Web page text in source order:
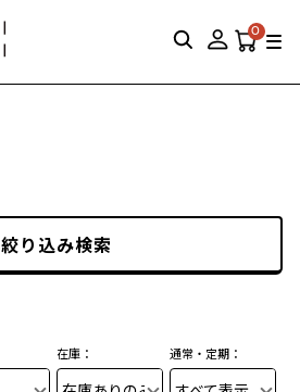
0
絞り込み検索
在庫： 通常・定期：